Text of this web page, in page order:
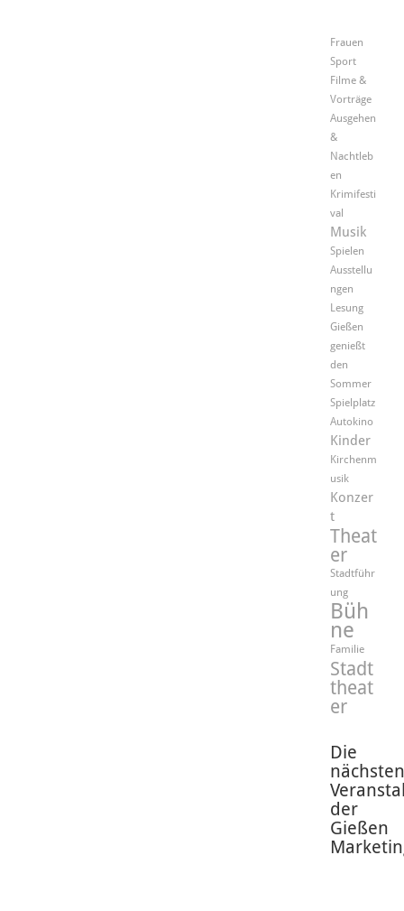
Frauen
Sport
Filme &
Vorträge
Ausgehen
&
Nachtleb
en
Krimifesti
val
Musik
Spielen
Ausstellu
ngen
Lesung
Gießen
genießt
den
Sommer
Spielplatz
Autokino
Kinder
Kirchenm
usik
Konzer
t
Theat
er
Stadtführ
ung
Büh
ne
Familie
Stadt
theat
er
Die
nächsten
der
Gießen